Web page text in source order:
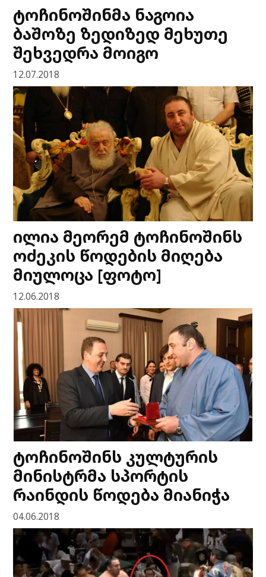
ტოჩინოშინმა ნაგოია
ბაშოზე ზედიზედ მეხუთე
შეხვედრა მოიგო
12.07.2018
ილია მეორემ ტოჩინოშინს
ოძეკის წოდების მიღება
მიულოცა [ფოტო]
12.06.2018
ტოჩინოშინს კულტურის
მინისტრმა სპორტის
რაინდის წოდება მიანიჭა
04.06.2018